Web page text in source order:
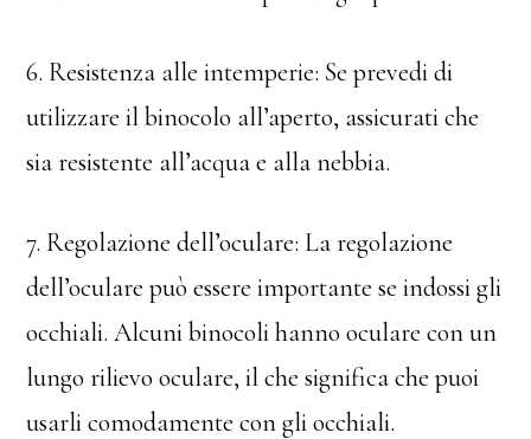
6. Resistenza alle intemperie: Se prevedi di
utilizzare il binocolo all’aperto, assicurati che
sia resistente all’acqua e alla nebbia.
7. Regolazione dell’oculare: La regolazione
dell’oculare può essere importante se indossi gli
occhiali. Alcuni binocoli hanno oculare con un
lungo rilievo oculare, il che significa che puoi
usarli comodamente con gli occhiali.